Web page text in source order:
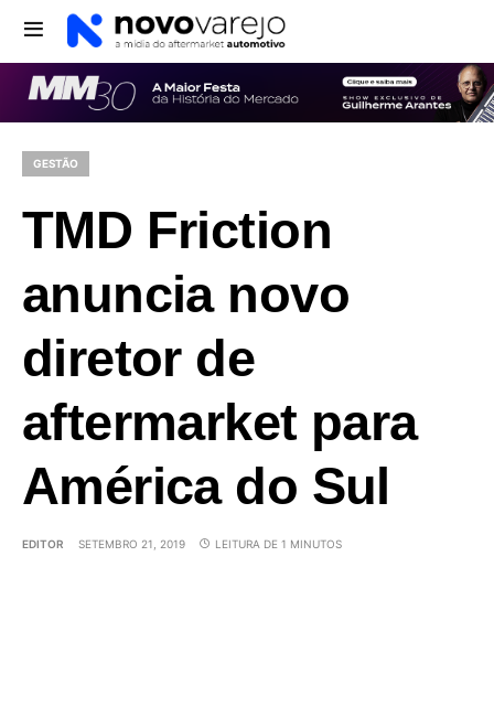
GESTÃO
TMD Friction
anuncia novo
diretor de
aftermarket para
América do Sul
EDITOR SETEMBRO 21, 2019 LEITURA DE 1 MINUTOS